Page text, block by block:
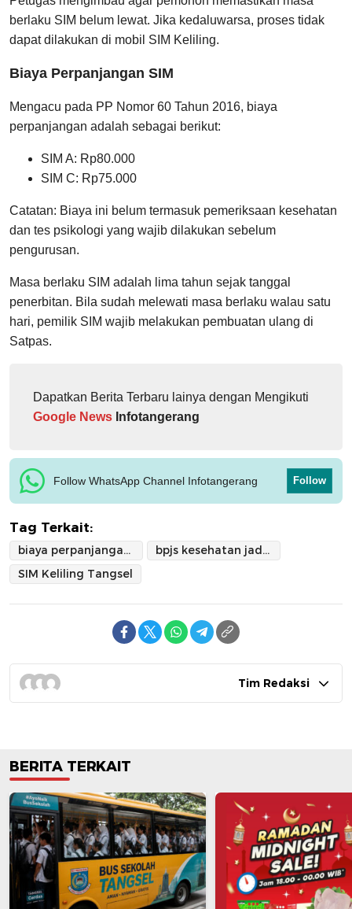
berlaku SIM belum lewat. Jika kedaluwarsa, proses tidak
dapat dilakukan di mobil SIM Keliling.
Biaya Perpanjangan SIM
Mengacu pada PP Nomor 60 Tahun 2016, biaya
perpanjangan adalah sebagai berikut:
SIM A: Rp80.000
SIM C: Rp75.000
Catatan: Biaya ini belum termasuk pemeriksaan kesehatan
dan tes psikologi yang wajib dilakukan sebelum
pengurusan.
Masa berlaku SIM adalah lima tahun sejak tanggal
penerbitan. Bila sudah melewati masa berlaku walau satu
hari, pemilik SIM wajib melakukan pembuatan ulang di
Satpas.
Dapatkan Berita Terbaru lainya dengan Mengikuti
Google News Infotangerang
Follow WhatsApp Channel Infotangerang Follow
Tag Terkait:
biaya perpanjangan SIM Keliling
bpjs kesehatan jadi syarat bikin sim
SIM Keliling Tangsel
Tim Redaksi
BERITA TERKAIT